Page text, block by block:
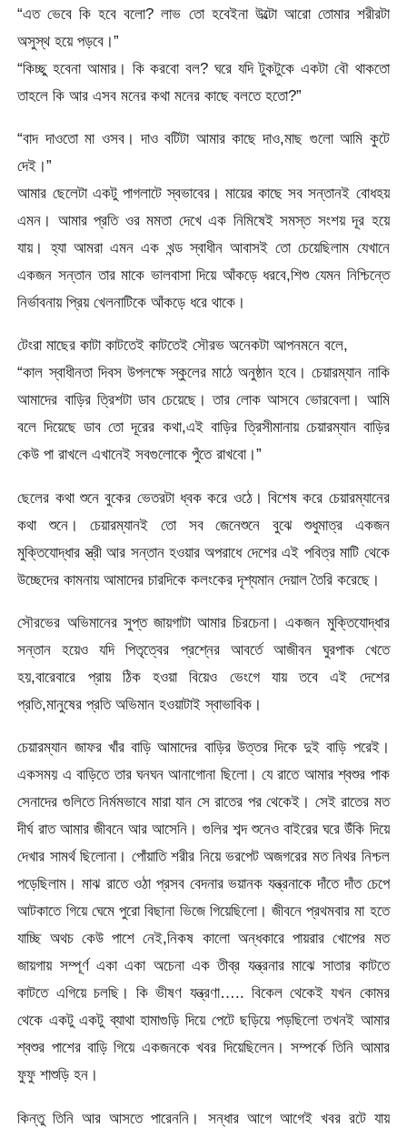
“এত ভেবে কি হবে বলো? লাভ তো হবেইনা উল্টো আরো তোমার শরীরটা
অসুস্থ হয়ে পড়বে।”
“কিচ্ছু হবেনা আমার। কি করবো বল? ঘরে যদি টুকটুকে একটা বৌ থাকতো
তাহলে কি আর এসব মনের কথা মনের কাছে বলতে হতো?”
“বাদ দাওতো মা ওসব। দাও বটিটা আমার কাছে দাও,মাছ গুলো আমি কুটে
দেই।”
আমার ছেলেটা একটু পাগলাটে স্বভাবের। মায়ের কাছে সব সন্তানই বোধহয়
এমন। আমার প্রতি ওর মমতা দেখে এক নিমিষেই সমস্ত সংশয় দূর হয়ে
যায়। হ্যা আমরা এমন এক খন্ড স্বাধীন আবাসই তো চেয়েছিলাম যেখানে
একজন সন্তান তার মাকে ভালবাসা দিয়ে আঁকড়ে ধরবে,শিশু যেমন নিশ্চিন্তে
নির্ভাবনায় প্রিয় খেলনাটিকে আঁকড়ে ধরে থাকে।
টেংরা মাছের কাটা কাটতেই কাটতেই সৌরভ অনেকটা আপনমনে বলে,
“কাল স্বাধীনতা দিবস উপলক্ষে স্কুলের মাঠে অনুষ্ঠান হবে। চেয়ারম্যান নাকি
আমাদের বাড়ির ত্রিশটা ডাব চেয়েছে। তার লোক আসবে ভোরবেলা। আমি
বলে দিয়েছে ডাব তো দূরের কথা,এই বাড়ির ত্রিসীমানায় চেয়ারম্যান বাড়ির
কেউ পা রাখলে এখানেই সবগুলোকে পুঁতে রাখবো।”
ছেলের কথা শুনে বুকের ভেতরটা ধ্বক করে ওঠে। বিশেষ করে চেয়ারম্যানের
কথা শুনে। চেয়ারম্যানই তো সব জেনেশুনে বুঝে শুধুমাত্র একজন
মুক্তিযোদ্ধার স্ত্রী আর সন্তান হওয়ার অপরাধে দেশের এই পবিত্র মাটি থেকে
উচ্ছেদের কামনায় আমাদের চারদিকে কলংকের দৃশ্যমান দেয়াল তৈরি করেছে।
সৌরভের অভিমানের সুপ্ত জায়গাটা আমার চিরচেনা। একজন মুক্তিযোদ্ধার
সন্তান হয়েও যদি পিতৃত্বের প্রশ্নের আবর্তে আজীবন ঘুরপাক খেতে
হয়,বারেবারে প্রায় ঠিক হওয়া বিয়েও ভেংগে যায় তবে এই দেশের
প্রতি,মানুষের প্রতি অভিমান হওয়াটাই স্বাভাবিক।
চেয়ারম্যান জাফর খাঁর বাড়ি আমাদের বাড়ির উত্তর দিকে দুই বাড়ি পরেই।
একসময় এ বাড়িতে তার ঘনঘন আনাগোনা ছিলো। যে রাতে আমার শ্বশুর পাক
সেনাদের গুলিতে নির্মমভাবে মারা যান সে রাতের পর থেকেই। সেই রাতের মত
দীর্ঘ রাত আমার জীবনে আর আসেনি। গুলির শব্দ শুনেও বাইরের ঘরে উঁকি দিয়ে
দেখার সামর্থ ছিলোনা। পোঁয়াতি শরীর নিয়ে ভরপেট অজগরের মত নিথর নিশ্চল
পড়েছিলাম। মাঝ রাতে ওঠা প্রসব বেদনার ভয়ানক যন্ত্রনাকে দাঁতে দাঁত চেপে
আটকাতে গিয়ে ঘেমে পুরো বিছানা ভিজে গিয়েছিলো। জীবনে প্রথমবার মা হতে
যাচ্ছি অথচ কেউ পাশে নেই,নিকষ কালো অন্ধকারে পায়রার খোপের মত
জায়গায় সম্পূর্ণ একা একা অচেনা এক তীব্র যন্ত্রনার মাঝে সাতার কাটতে
কাটতে এগিয়ে চলছি। কি ভীষণ যন্ত্রণা….. বিকেল থেকেই যখন কোমর
থেকে একটু একটু ব্যাথা হামাগুড়ি দিয়ে পেটে ছড়িয়ে পড়ছিলো তখনই আমার
শ্বশুর পাশের বাড়ি গিয়ে একজনকে খবর দিয়েছিলেন। সম্পর্কে তিনি আমার
ফুফু শাশুড়ি হন।
কিন্তু তিনি আর আসতে পারেননি। সন্ধার আগে আগেই খবর রটে যায়